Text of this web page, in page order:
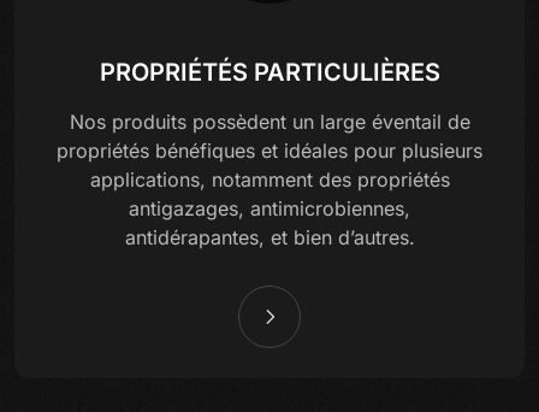
PROPRIÉTÉS PARTICULIÈRES
Nos produits possèdent un large éventail de
propriétés bénéfiques et idéales pour plusieurs
applications, notamment des propriétés
antigazages, antimicrobiennes,
antidérapantes, et bien d’autres.